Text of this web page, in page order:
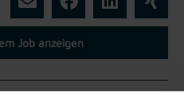
Job anzeigen